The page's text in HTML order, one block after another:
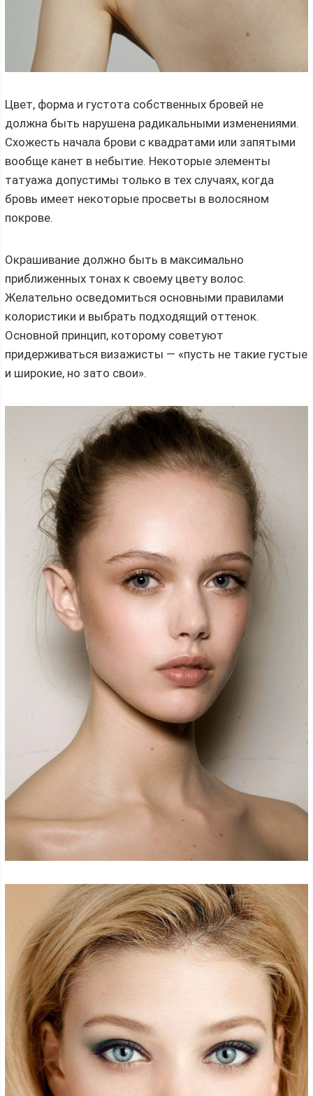
Цвет, форма и густота собственных бровей не
должна быть нарушена радикальными изменениями.
Схожесть начала брови с квадратами или запятыми
вообще канет в небытие. Некоторые элементы
татуажа допустимы только в тех случаях, когда
бровь имеет некоторые просветы в волосяном
покрове.
Окрашивание должно быть в максимально
приближенных тонах к своему цвету волос.
Желательно осведомиться основными правилами
колористики и выбрать подходящий оттенок.
Основной принцип, которому советуют
придерживаться визажисты — «пусть не такие густые
и широкие, но зато свои».